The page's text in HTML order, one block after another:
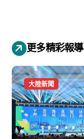
更多精彩報導
大陸新聞